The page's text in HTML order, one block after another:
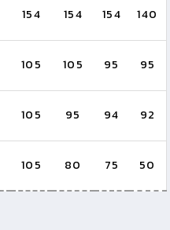
154 154 154 140
105 105 95 95
105 95 94 92
105 80 75 50